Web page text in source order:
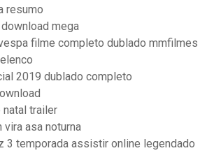
resumo
mega
filme completo dublado mmfilmes
2019 dublado completo
trailer
asa noturna
3 temporada assistir online legendado